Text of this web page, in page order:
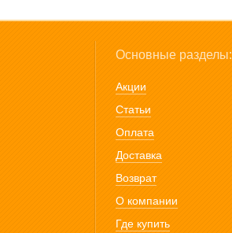
Основные разделы:
Акции
Статьи
Оплата
Доставка
Возврат
О компании
Где купить